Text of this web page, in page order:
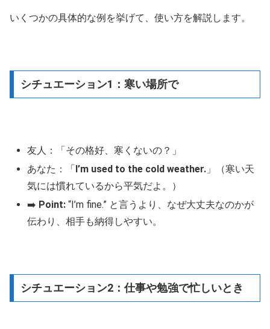
いくつかの具体的な例を挙げて、使い方を解説します。
シチュエーション1：寒い場所で
友人：「その格好、寒くないの？」
あなた：「I’m used to the cold weather. 」（寒い天
気には慣れているから平気だよ。）
➡️ Point: “I’m fine.” と言うより、なぜ大丈夫なのかが
伝わり、相手も納得しやすい。
シチュエーション2：仕事や勉強で忙しいとき